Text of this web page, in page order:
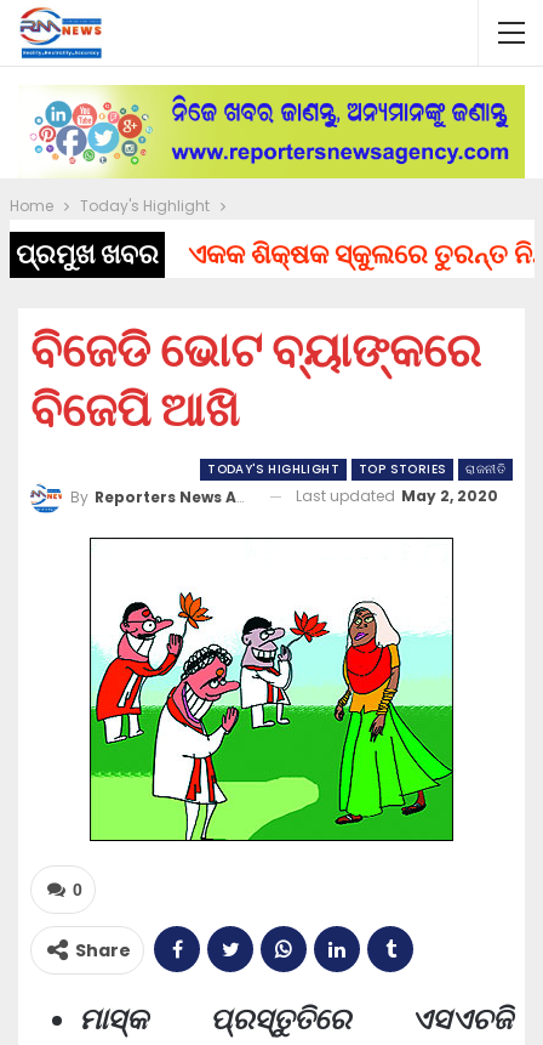
Home Today's Highlight
ପ୍ରମୁଖ ଖବରଏକକ ଶିକ୍ଷକ ସ୍କୁଲରେ ତୁରନ୍ତ ନିଯୁକ୍ତ
ବିଜେଡି ଭୋଟ ବ୍ୟାଙ୍କରେ
ବିଜେପି ଆଖି
TODAY'S HIGHLIGHT TOP STORIES ରାଜନୀତି
By Reporters News Agency Last updated May 2, 2020
0
Share
ମାସ୍କ ପ୍ରସ୍ତୁତିରେ ଏସଏଚଜି